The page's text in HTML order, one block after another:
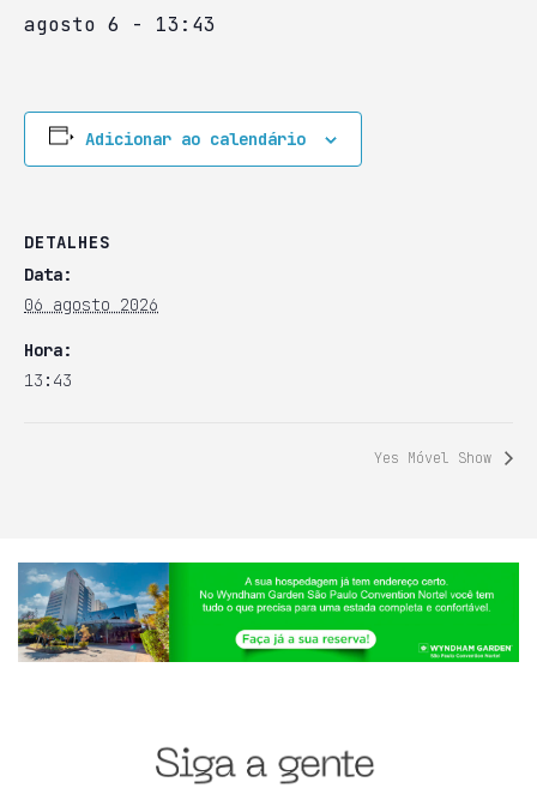
agosto 6 - 13:43
Adicionar ao calendário
DETALHES
Data:
06 agosto 2026
Hora:
13:43
Yes Móvel Show